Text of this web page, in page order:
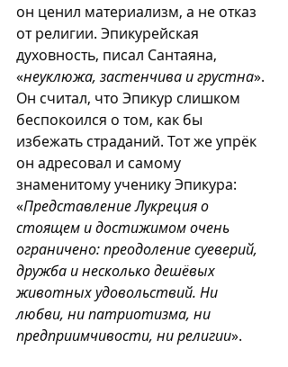
он ценил материализм, а не отказ
от религии. Эпикурейская
духовность, писал Сантаяна,
«неуклюжа, застенчива и грустна».
Он считал, что Эпикур слишком
беспокоился о том, как бы
избежать страданий. Тот же упрёк
он адресовал и самому
знаменитому ученику Эпикура:
«Представление Лукреция о
стоящем и достижимом очень
ограничено: преодоление суеверий,
дружба и несколько дешёвых
животных удовольствий. Ни
любви, ни патриотизма, ни
предприимчивости, ни религии».